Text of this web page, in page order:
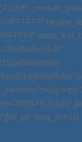
et_pb_blog_extras]